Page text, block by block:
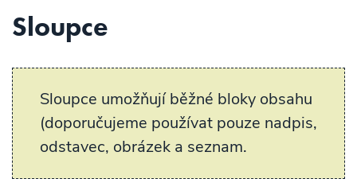
Sloupce
Sloupce umožňují běžné bloky obsahu
(doporučujeme používat pouze nadpis,
odstavec, obrázek a seznam.